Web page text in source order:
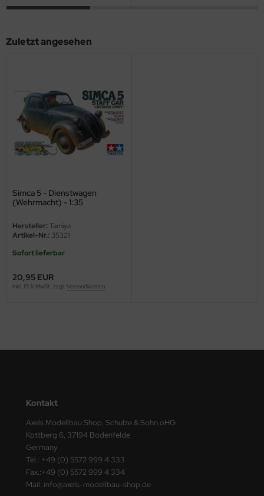
Zuletzt angesehen
Simca 5 - Dienstwagen
(Wehrmacht) - 1:35
Hersteller: Tamiya
Artikel-Nr.: 35321
Sofort lieferbar
20,95 EUR
inkl. 19 % MwSt. zzgl. Versandkosten
Kontakt
Axels Modellbau Shop, Schulze & Sohn oHG
Kottberg 6, 37194 Bodenfelde
Germany
Tel.: +49 (0) 5572 999 4 333
Fax.:+49 (0) 5572 999 4 334
Mail: info@axels-modellbau-shop.de
Collections
Hawk Model
Factory
Box LTD
Hobby
Models